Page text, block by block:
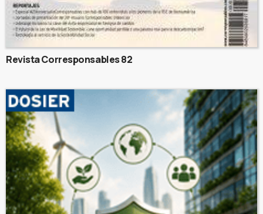
Revista Corresponsables 82